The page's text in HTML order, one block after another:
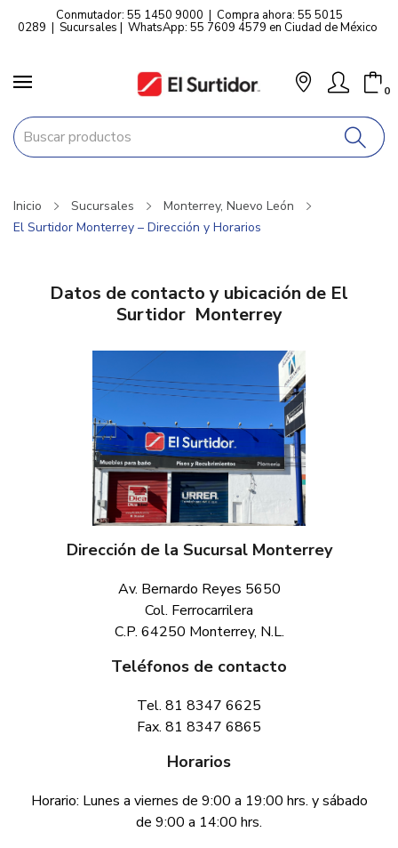
Conmutador: 55 1450 9000 | Compra ahora: 55 5015
0289 | Sucursales | WhatsApp: 55 7609 4579 en Ciudad de México
0
Inicio Sucursales
Monterrey, Nuevo León
El Surtidor Monterrey – Dirección y Horarios
Datos de contacto y ubicación de El
Surtidor Monterrey
Dirección de la Sucursal Monterrey
Av. Bernardo Reyes 5650
Col. Ferrocarrilera
C.P. 64250 Monterrey, N.L.
Teléfonos de contacto
Tel. 81 8347 6625
Fax. 81 8347 6865
Horarios
Horario: Lunes a viernes de 9:00 a 19:00 hrs. y sábado
de 9:00 a 14:00 hrs.